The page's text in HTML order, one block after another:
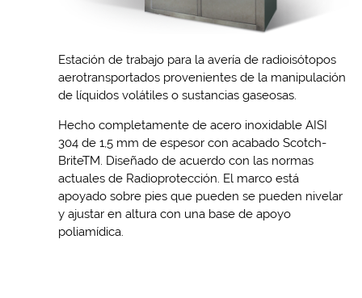
Estación de trabajo para la avería de radioisótopos
aerotransportados provenientes de la manipulación
de líquidos volátiles o sustancias gaseosas.
Hecho completamente de acero inoxidable AISI
304 de 1,5 mm de espesor con acabado Scotch-
BriteTM. Diseñado de acuerdo con las normas
actuales de Radioprotección. El marco está
apoyado sobre pies que pueden se pueden nivelar
y ajustar en altura con una base de apoyo
poliamídica.